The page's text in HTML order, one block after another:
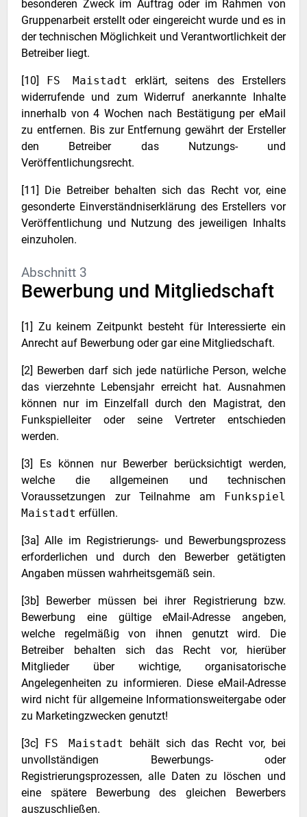
besonderen Zweck im Auftrag oder im Rahmen von
Gruppenarbeit erstellt oder eingereicht wurde und es in
der technischen Möglichkeit und Verantwortlichkeit der
Betreiber liegt.
[10] FS Maistadt erklärt, seitens des Erstellers
widerrufende und zum Widerruf anerkannte Inhalte
innerhalb von 4 Wochen nach Bestätigung per eMail
zu entfernen. Bis zur Entfernung gewährt der Ersteller
den Betreiber das Nutzungs- und
Veröffentlichungsrecht.
[11] Die Betreiber behalten sich das Recht vor, eine
gesonderte Einverständniserklärung des Erstellers vor
Veröffentlichung und Nutzung des jeweiligen Inhalts
einzuholen.
Abschnitt 3
Bewerbung und Mitgliedschaft
[1] Zu keinem Zeitpunkt besteht für Interessierte ein
Anrecht auf Bewerbung oder gar eine Mitgliedschaft.
[2] Bewerben darf sich jede natürliche Person, welche
das vierzehnte Lebensjahr erreicht hat. Ausnahmen
können nur im Einzelfall durch den Magistrat, den
Funkspielleiter oder seine Vertreter entschieden
werden.
[3] Es können nur Bewerber berücksichtigt werden,
welche die allgemeinen und technischen
Voraussetzungen zur Teilnahme am Funkspiel
Maistadt erfüllen.
[3a] Alle im Registrierungs- und Bewerbungsprozess
erforderlichen und durch den Bewerber getätigten
Angaben müssen wahrheitsgemäß sein.
[3b] Bewerber müssen bei ihrer Registrierung bzw.
Bewerbung eine gültige eMail-Adresse angeben,
welche regelmäßig von ihnen genutzt wird. Die
Betreiber behalten sich das Recht vor, hierüber
Mitglieder über wichtige, organisatorische
Angelegenheiten zu informieren. Diese eMail-Adresse
wird nicht für allgemeine Informationsweitergabe oder
zu Marketingzwecken genutzt!
[3c] FS Maistadt behält sich das Recht vor, bei
unvollständigen Bewerbungs- oder
Registrierungsprozessen, alle Daten zu löschen und
eine spätere Bewerbung des gleichen Bewerbers
auszuschließen.